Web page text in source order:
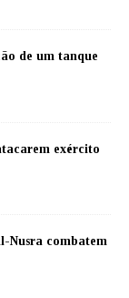
de um tanque
exército
Nusra combatem